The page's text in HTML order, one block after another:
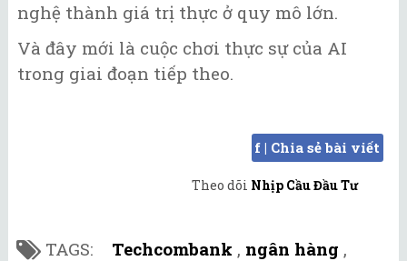
nghệ thành giá trị thực ở quy mô lớn.
Và đây mới là cuộc chơi thực sự của AI
trong giai đoạn tiếp theo.
f | Chia sẻ bài viết
Theo dõi Nhịp Cầu Đầu Tư
TAGS: Techcombank , ngân hàng ,